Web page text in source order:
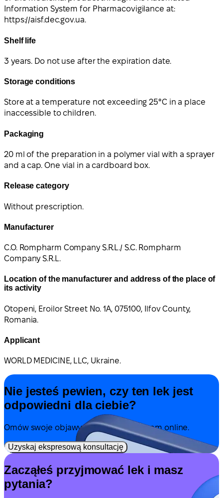
Information System for Pharmacovigilance at:
https://aisf.dec.gov.ua.
Shelf life
3 years. Do not use after the expiration date.
Storage conditions
Store at a temperature not exceeding 25°C in a place
inaccessible to children.
Packaging
20 ml of the preparation in a polymer vial with a sprayer
and a cap. One vial in a cardboard box.
Release category
Without prescription.
Manufacturer
C.O. Rompharm Company S.R.L./ S.C. Rompharm
Company S.R.L.
Location of the manufacturer and address of the place of
its activity
Otopeni, Eroilor Street No. 1A, 075100, Ilfov County,
Romania.
Applicant
WORLD MEDICINE, LLC, Ukraine.
Nie jesteś pewien, czy ten lek jest
odpowiedni dla ciebie?
Omów swoje objawy i leczenie z lekarzem online.
Uzyskaj ekspresową konsultację
Zacząłeś przyjmować lek i masz
pytania?